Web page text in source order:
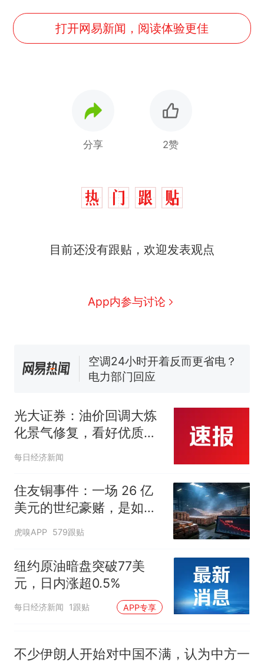
打开网易新闻，阅读体验更佳
分享 2赞
目前还没有跟贴，欢迎发表观点
App内参与讨论
全部作废，公平么？
国大使骑行绕了几乎整个国境
线一圈，还曾两次到中国寻根
搬家报价570元，搬到楼下交
空调24小时开着反而更省电？
电力部门回应
试前13名均遭淘汰？教育局：
已叫停招聘，成立调查组全面
核查
热
十多万人报名的考试，成绩
全部作废，公平么？
光大证券：油价回调大炼
化景气修复，看好优质炼
化资产价值重估
每日经济新闻
住友铜事件：一场 26 亿
美元的世纪豪赌，是如何
崩盘的
虎嗅APP 579跟贴
纽约原油暗盘突破77美
元，日内涨超0.5%
每日经济新闻 1跟贴 APP专享
不少伊朗人开始对中国不满，认为中方一